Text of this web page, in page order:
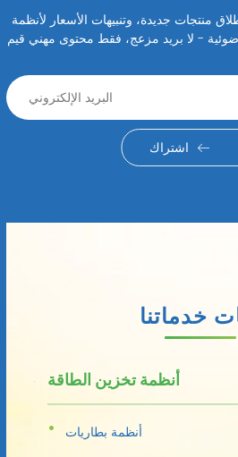
منتجات جديدة، وتنبيهات الأسعار لأنظمة
- لا بريد مزعج، فقط محتوى مهني قيم
اشتراك
خدماتنا
أنظمة تخزين الطاقة
أنظمة بطاريات